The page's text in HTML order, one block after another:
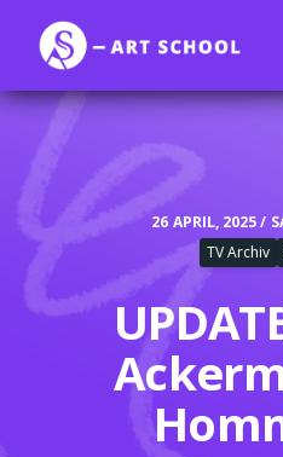
26 APRIL, 2025 /
TV Archiv